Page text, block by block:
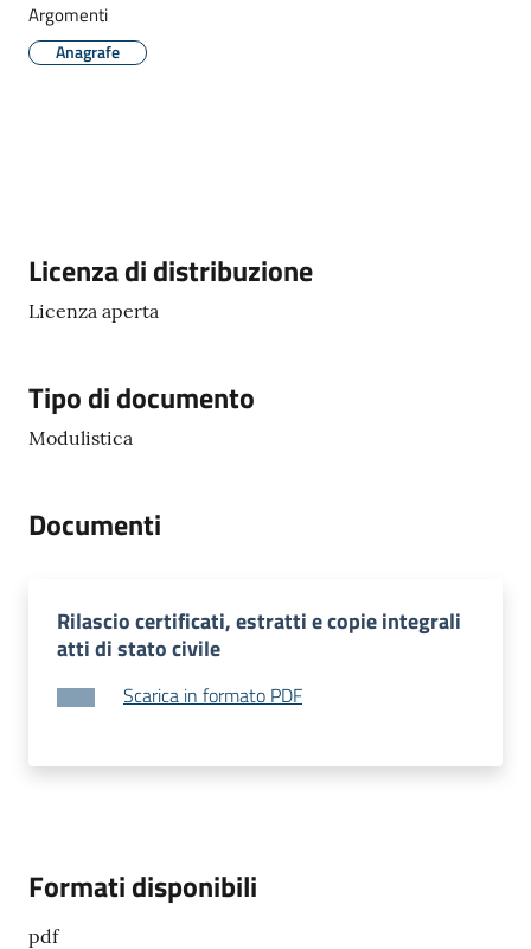
Tutti
gli
Argomenti
Anagrafe
Descrizione
Licenza di distribuzione
Licenza aperta
Tipo di documento
Modulistica
Documenti
Rilascio certificati, estratti e copie integrali
atti di stato civile
Scarica in formato PDF
Formati disponibili
pdf